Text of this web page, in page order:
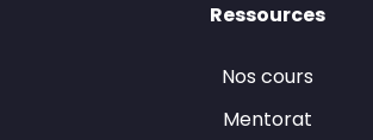
Ressources
Nos cours
Mentorat